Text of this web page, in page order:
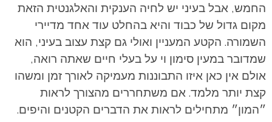
החמש, אבל בעיני יש לחיה הענקית והאלגנטית הזאת
מקום גדול של כבוד והיא בהחלט עוד אחד מדיירי
השמורה. הקטע המעניין ואולי גם קצת עצוב בעיני, הוא
שמדובר במעין סימון וי על בעלי חיים שאתה רואה,
אולם אין כאן איזו התבוננות מעמיקה לאורך זמן ומשהו
קצת יותר מלמד. אם משתחררים מהצורך לראות
״המון״ מתחילים לראות את הדברים הקטנים והיפים.